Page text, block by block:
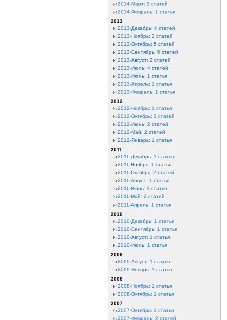
2014-Март: 3 статей
2014-Февраль: 1 статья
2013
2013-Декабрь: 4 статей
2013-Ноябрь: 3 статей
2013-Октябрь: 5 статей
2013-Сентябрь: 6 статей
2013-Август: 2 статей
2013-Июль: 4 статей
2013-Июнь: 1 статья
2013-Апрель: 1 статья
2013-Февраль: 1 статья
2012
2012-Ноябрь: 1 статья
2012-Октябрь: 3 статей
2012-Июнь: 2 статей
2012-Май: 2 статей
2012-Январь: 1 статья
2011
2011-Декабрь: 1 статья
2011-Ноябрь: 1 статья
2011-Октябрь: 2 статей
2011-Август: 1 статья
2011-Июнь: 1 статья
2011-Май: 2 статей
2011-Апрель: 1 статья
2010
2010-Декабрь: 1 статья
2010-Сентябрь: 1 статья
2010-Август: 1 статья
2010-Июль: 1 статья
2009
2009-Август: 1 статья
2009-Январь: 1 статья
2008
2008-Ноябрь: 1 статья
2008-Октябрь: 1 статья
2007
2007-Октябрь: 1 статья
2007-Февраль: 2 статей